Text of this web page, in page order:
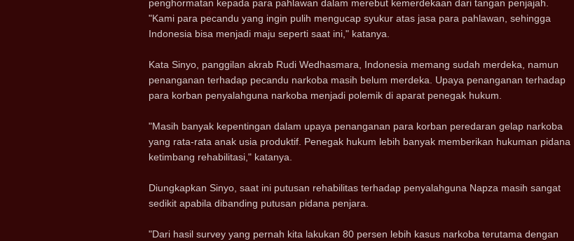
penghormatan kepada para pahlawan dalam merebut kemerdekaan dari tangan penjajah.
"Kami para pecandu yang ingin pulih mengucap syukur atas jasa para pahlawan, sehingga
Indonesia bisa menjadi maju seperti saat ini," katanya.
Kata Sinyo, panggilan akrab Rudi Wedhasmara, Indonesia memang sudah merdeka, namun
penanganan terhadap pecandu narkoba masih belum merdeka. Upaya penanganan terhadap
para korban penyalahguna narkoba menjadi polemik di aparat penegak hukum.
"Masih banyak kepentingan dalam upaya penanganan para korban peredaran gelap narkoba
yang rata-rata anak usia produktif. Penegak hukum lebih banyak memberikan hukuman pidana
ketimbang rehabilitasi," katanya.
Diungkapkan Sinyo, saat ini putusan rehabilitas terhadap penyalahguna Napza masih sangat
sedikit apabila dibanding putusan pidana penjara.
"Dari hasil survey yang pernah kita lakukan 80 persen lebih kasus narkoba terutama dengan